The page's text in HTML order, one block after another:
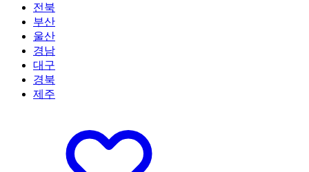
전북
부산
울산
경남
대구
경북
제주